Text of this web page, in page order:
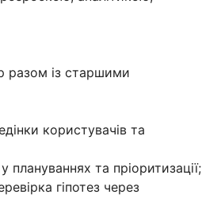
разом із старшими
користувачів та
плануваннях та пріоритизації;
гіпотез через